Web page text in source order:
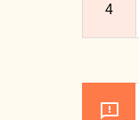
4